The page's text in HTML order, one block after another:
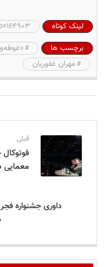
لینک کوتاه
برچسب ها
مهران غفوریان
قبلی
معمایی
داوری جشنواره